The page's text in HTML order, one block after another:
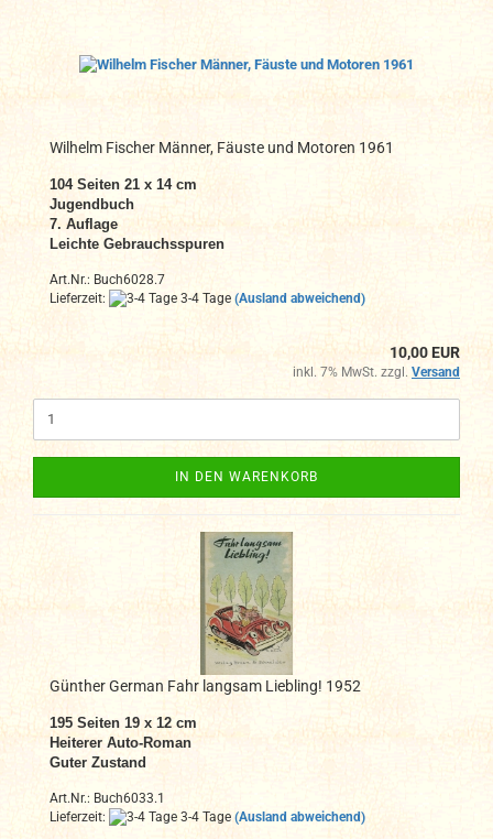
Wilhelm Fischer Männer, Fäuste und Motoren 1961
104 Seiten 21 x 14 cm
Jugendbuch
7. Auflage
Leichte Gebrauchsspuren
Art.Nr.: Buch6028.7
Lieferzeit:
3-4 Tage (Ausland abweichend)
10,00 EUR
inkl. 7% MwSt. zzgl. Versand
IN DEN WARENKORB
Günther German Fahr langsam Liebling! 1952
195 Seiten 19 x 12 cm
Heiterer Auto-Roman
Guter Zustand
Art.Nr.: Buch6033.1
Lieferzeit:
3-4 Tage (Ausland abweichend)